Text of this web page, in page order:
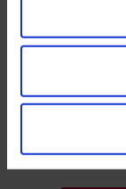
He leídola